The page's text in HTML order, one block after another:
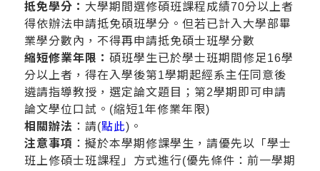
抵免學分： 大學期間選修碩班課程成績70分以上者
得依辦法申請抵免碩班學分。但若已計入大學部畢
業學分數內，不得再申請抵免碩士班學分數
縮短修業年限： 碩班學生已於學士班期間修足16學
分以上者，得在入學後第1學期起經系主任同意後
遴請指導教授，選定論文題目；第2學期即可申請
論文學位口試。(縮短1年修業年限)
相關辦法 ：請(點此)。
注意事項 ：擬於本學期修課學生，請優先以「學士
班上修碩士班課程」方式進行(優先條件：前一學期